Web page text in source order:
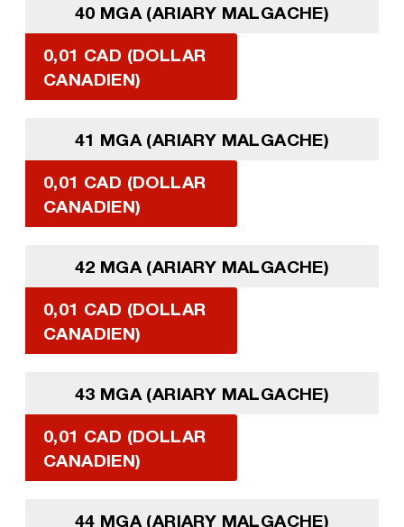
40 MGA (ARIARY MALGACHE)
0,01 CAD (DOLLAR
CANADIEN)
41 MGA (ARIARY MALGACHE)
0,01 CAD (DOLLAR
CANADIEN)
42 MGA (ARIARY MALGACHE)
0,01 CAD (DOLLAR
CANADIEN)
43 MGA (ARIARY MALGACHE)
0,01 CAD (DOLLAR
CANADIEN)
44 MGA (ARIARY MALGACHE)